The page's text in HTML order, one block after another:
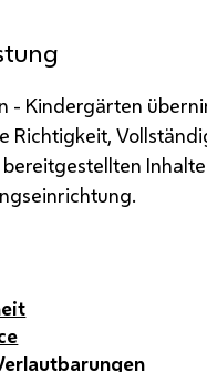
- Kindergärten
Richtigkeit,